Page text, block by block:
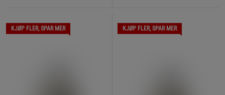
KJØP FLER, SPAR MER KJØP FLER, SPAR MER